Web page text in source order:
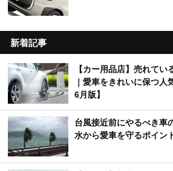
新着記事
【カー用品店】売れて
｜愛車をきれいに保つ
6月版】
台風接近前にやるべき車
水から愛車を守るポイン